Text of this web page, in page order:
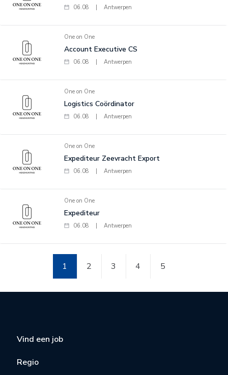
06.08 Antwerpen
One on One
Account Executive CS
06.08 Antwerpen
One on One
Logistics Coördinator
06.08 Antwerpen
One on One
Expediteur Zeevracht Export
06.08 Antwerpen
One on One
Expediteur
06.08 Antwerpen
1 2 3 4 5
Vind een job
Regio